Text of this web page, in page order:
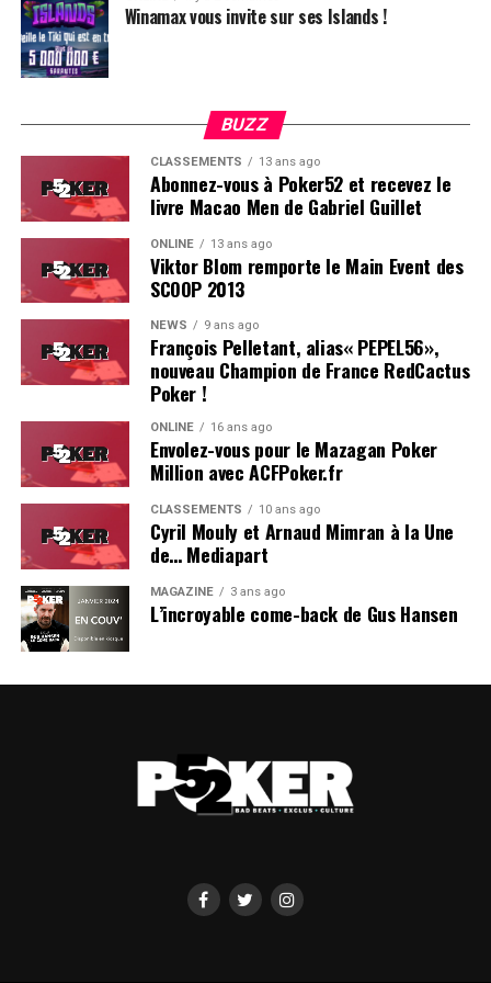
Soleau à gauche, sorti par Logghe au centre
Winamax vous invite sur ses Islands !
BUZZ
CLASSEMENTS 13 ans ago
Abonnez-vous à Poker52 et recevez le
livre Macao Men de Gabriel Guillet
ONLINE 13 ans ago
Viktor Blom remporte le Main Event des
SCOOP 2013
NEWS 9 ans ago
François Pelletant, alias« PEPEL56»,
nouveau Champion de France RedCactus
Poker !
ONLINE 16 ans ago
Envolez-vous pour le Mazagan Poker
Million avec ACFPoker.fr
CLASSEMENTS 10 ans ago
Cyril Mouly et Arnaud Mimran à la Une
de… Mediapart
MAGAZINE 3 ans ago
L’incroyable come-back de Gus Hansen